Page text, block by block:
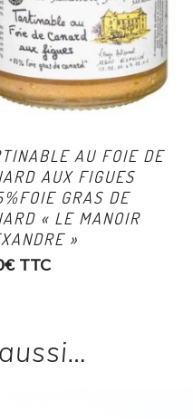
AU FOIE DE
AUX FIGUES
GRAS DE
« LE MANOIR
»
€ TTC